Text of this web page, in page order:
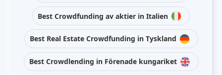
Best Crowdfunding av aktier in Italien
Best Real Estate Crowdfunding in Tyskland
Best Crowdlending in Förenade kungariket